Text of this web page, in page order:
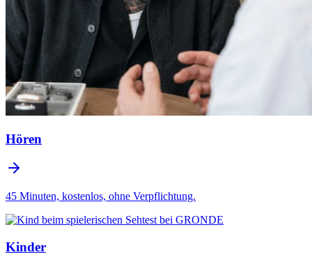
Hören
45 Minuten, kostenlos, ohne Verpflichtung.
Kinder